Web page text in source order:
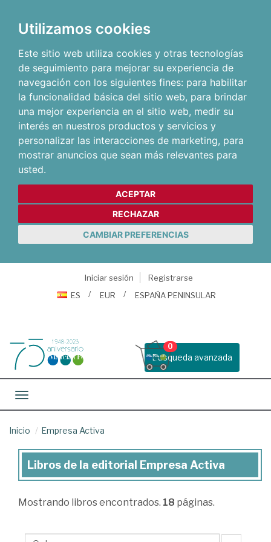
Utilizamos cookies
Este sitio web utiliza cookies y otras tecnologías
de seguimiento para mejorar su experiencia de
navegación con los siguientes fines: para habilitar
la funcionalidad básica del sitio web, para brindar
una mejor experiencia en el sitio web, medir su
interés en nuestros productos y servicios y
personalizar las interacciones de marketing, para
mostrar anuncios que sean más relevantes para
usted.
ACEPTAR
RECHAZAR
CAMBIAR PREFERENCIAS
Iniciar sesión
Registrarse
ES
EUR ESPAÑA PENINSULAR
Busqueda avanzada
0
Toggle navigation
Inicio Empresa Activa
Libros
la
Libros de la editorial Empresa Activa
Mostrando libros encontrados. 18 páginas.